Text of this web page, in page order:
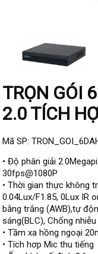
Đầu ghi IP
Camera HIKVISION
Camera Dahua
Camera Visionhitech
Camera KBVISION
Camera HDParagon
Đầu ghi Analog
Đầu ghi HDParagon
Đầu ghi HIKVISION
TRỌN GÓI
2.0 TÍCH
Mã SP:
• Độ phân giải
30fps@1080P
• Thời gian thực không
0.04Lux/F1.85, 0Lux IR
bằng trắng (AWB),tự
sáng(BLC), Chống nhiễu
• Tầm xa hồng ngoại
• Tích hơp Mic thu tiếng